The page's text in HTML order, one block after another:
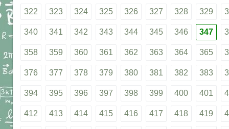
322 323 324 325 326 327 328 329
340 341 342 343 344 345 346 347
358 359 360 361 362 363 364 365
376 377 378 379 380 381 382 383
394 395 396 397 398 399 400 401
412 413 414 415 416 417 418 419